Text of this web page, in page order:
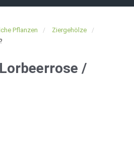
Pflanzen
Ziergehölze
/